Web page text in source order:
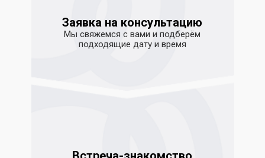
Заявка на консультацию
Мы свяжемся с вами и подберём
подходящие дату и время